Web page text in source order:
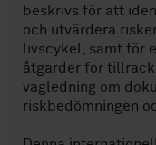
beskrivs för att
och utvärdera
livscykel, samt för
åtgärder för
vägledning om
riskbedömningen